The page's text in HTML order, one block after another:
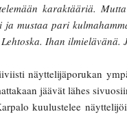
karaktääriä.
ja mustaa pari
Ihan ilmielävänä.
näyttelijäporukan
jäävät lähes
kuulustelee